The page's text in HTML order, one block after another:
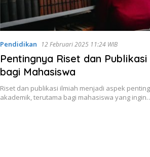
Pendidikan 12 Februari 2025 11:24 WIB
Pentingnya Riset dan
bagi Mahasiswa
Riset dan publikasi ilmiah menjadi aspek
akademik, terutama bagi mahasiswa yang